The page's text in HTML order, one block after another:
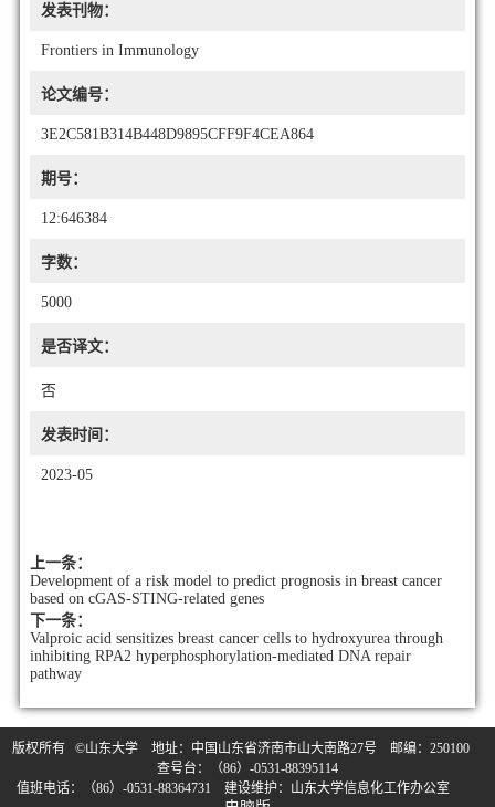
发表刊物：
Frontiers in Immunology
论文编号：
3E2C581B314B448D9895CFF9F4CEA864
期号：
12:646384
字数：
5000
是否译文：
否
发表时间：
2023-05
上一条：
Development of a risk model to predict prognosis in breast cancer
based on cGAS-STING-related genes
下一条：
Valproic acid sensitizes breast cancer cells to hydroxyurea through
inhibiting RPA2 hyperphosphorylation-mediated DNA repair
pathway
版权所有 ©山东大学 地址：中国山东省济南市山大南路27号 邮编：250100
查号台：（86）-0531-88395114
值班电话：（86）-0531-88364731 建设维护：山东大学信息化工作办公室